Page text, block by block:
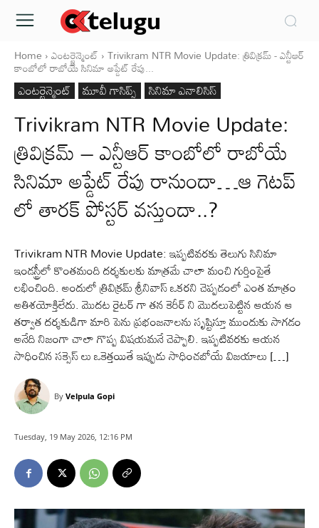
Home ఎంటర్టైన్మెంట్ Trivikram NTR Movie Update: త్రివిక్రమ్ - ఎన్టీఆర్
కాంబోలో రాబోయే సినిమా అప్డేట్ రేపు...
ఎంటర్టైన్మెంట్ మూవీ గాసిప్స్ సినిమా ఎనాలిసిస్
Trivikram NTR Movie Update:
త్రివిక్రమ్ – ఎన్టీఆర్ కాంబోలో రాబోయే
సినిమా అప్డేట్ రేపు రానుందా…ఆ గెటప్
లో తారక్ పోస్టర్ వస్తుందా..?
Trivikram NTR Movie Update: ఇప్పటివరకు తెలుగు సినిమా
ఇండస్ట్రీలో కొంతమంది దర్శకులకు మాత్రమే చాలా మంచి గుర్తింపైతే
లభించింది. అందులో త్రివిక్రమ్ శ్రీనివాస్ ఒకరని చెప్పడంలో ఎంత మాత్రం
అతిశయోక్తిలేదు. మొదట రైటర్ గా తన కెరీర్ ని మొదలుపెట్టిన ఆయన ఆ
తర్వాత దర్శకుడిగా మారి పెను ప్రభంజనాలను సృష్టిస్తూ ముందుకు సాగడం
అనేది నిజంగా చాలా గొప్ప విషయమనే చెప్పాలి. ఇప్పటివరకు ఆయన
సాధించిన సక్సెస్ లు ఒకెత్తయితే ఇప్పుడు సాధించబోయే విజయాలు […]
By Velpula Gopi
Tuesday, 19 May 2026, 12:16 PM